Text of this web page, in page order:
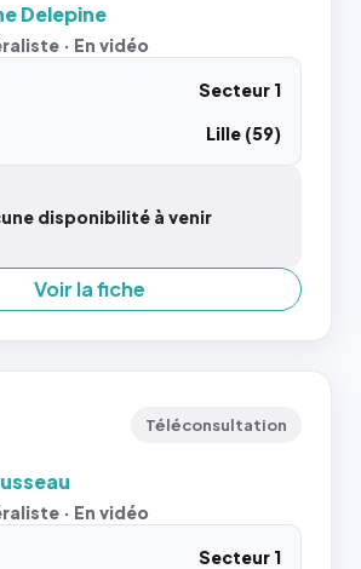
Delepine
· En vidéo
Secteur 1
Lille (59)
disponibilité à venir
Voir la fiche
Téléconsultation
· En vidéo
Secteur 1